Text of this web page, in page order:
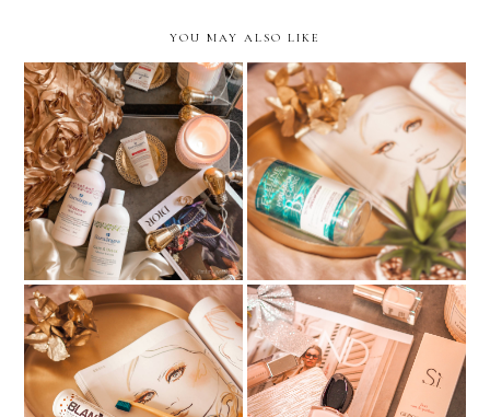
YOU MAY ALSO LIKE
Barnängen švédska
kráľovská kozmetika
NÁVRAT K
MICELÁRKAM?
BLANX BIELIACA
ZUBNÁ PASTA
ARMANI SI FIORI